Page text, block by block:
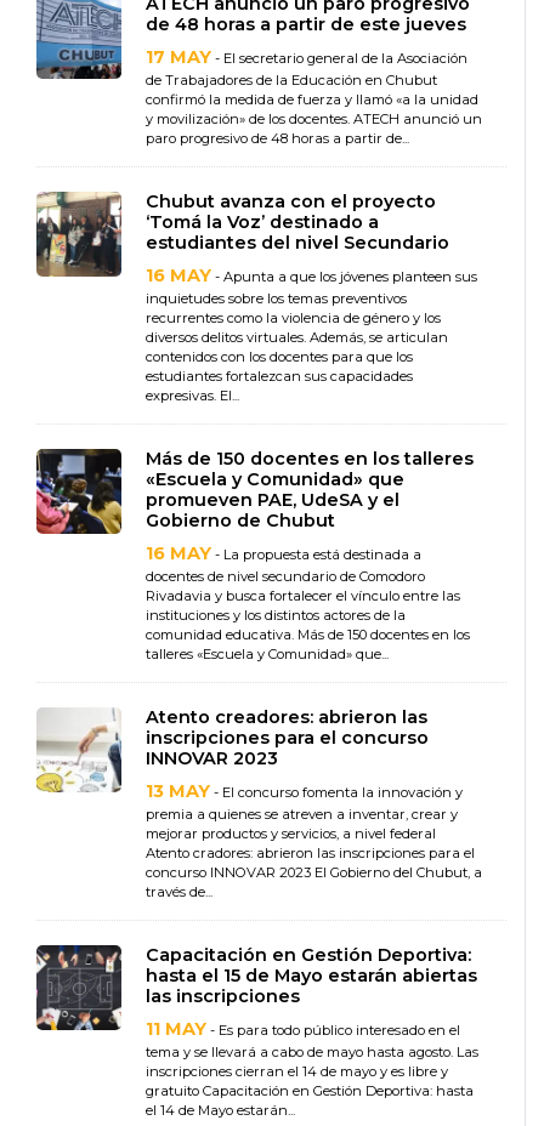
de 48 horas a partir de este jueves
17 MAY - El secretario general de la Asociación
de Trabajadores de la Educación en Chubut
confirmó la medida de fuerza y llamó «a la unidad
y movilización» de los docentes. ATECH anunció un
paro progresivo de 48 horas a partir de...
Chubut avanza con el proyecto
‘Tomá la Voz’ destinado a
estudiantes del nivel Secundario
16 MAY - Apunta a que los jóvenes planteen sus
inquietudes sobre los temas preventivos
recurrentes como la violencia de género y los
diversos delitos virtuales. Además, se articulan
contenidos con los docentes para que los
estudiantes fortalezcan sus capacidades
expresivas. El...
Más de 150 docentes en los talleres
«Escuela y Comunidad» que
promueven PAE, UdeSA y el
Gobierno de Chubut
16 MAY - La propuesta está destinada a
docentes de nivel secundario de Comodoro
Rivadavia y busca fortalecer el vínculo entre las
instituciones y los distintos actores de la
comunidad educativa. Más de 150 docentes en los
talleres «Escuela y Comunidad» que...
Atento creadores: abrieron las
inscripciones para el concurso
INNOVAR 2023
13 MAY - El concurso fomenta la innovación y
premia a quienes se atreven a inventar, crear y
mejorar productos y servicios, a nivel federal
Atento cradores: abrieron las inscripciones para el
concurso INNOVAR 2023 El Gobierno del Chubut, a
través de...
Capacitación en Gestión Deportiva:
hasta el 15 de Mayo estarán abiertas
las inscripciones
11 MAY - Es para todo público interesado en el
tema y se llevará a cabo de mayo hasta agosto. Las
inscripciones cierran el 14 de mayo y es libre y
gratuito Capacitación en Gestión Deportiva: hasta
el 14 de Mayo estarán...